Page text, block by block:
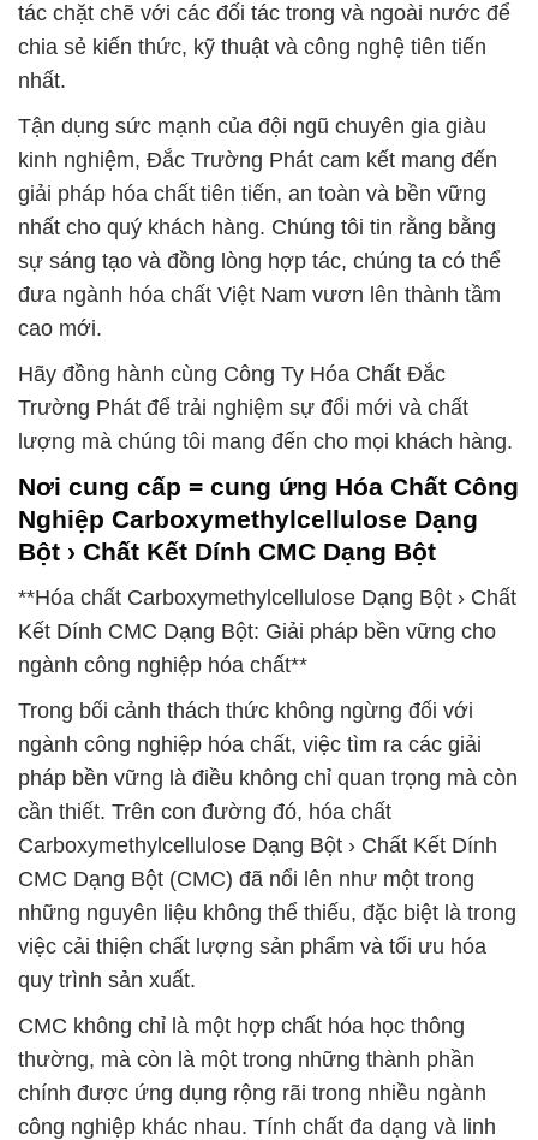
tác chặt chẽ với các đối tác trong và ngoài nước để
chia sẻ kiến thức, kỹ thuật và công nghệ tiên tiến
nhất.
Tận dụng sức mạnh của đội ngũ chuyên gia giàu
kinh nghiệm, Đắc Trường Phát cam kết mang đến
giải pháp hóa chất tiên tiến, an toàn và bền vững
nhất cho quý khách hàng. Chúng tôi tin rằng bằng
sự sáng tạo và đồng lòng hợp tác, chúng ta có thể
đưa ngành hóa chất Việt Nam vươn lên thành tầm
cao mới.
Hãy đồng hành cùng Công Ty Hóa Chất Đắc
Trường Phát để trải nghiệm sự đổi mới và chất
lượng mà chúng tôi mang đến cho mọi khách hàng.
Nơi cung cấp = cung ứng Hóa Chất Công
Nghiệp Carboxymethylcellulose Dạng
Bột › Chất Kết Dính CMC Dạng Bột
**Hóa chất Carboxymethylcellulose Dạng Bột › Chất
Kết Dính CMC Dạng Bột: Giải pháp bền vững cho
ngành công nghiệp hóa chất**
Trong bối cảnh thách thức không ngừng đối với
ngành công nghiệp hóa chất, việc tìm ra các giải
pháp bền vững là điều không chỉ quan trọng mà còn
cần thiết. Trên con đường đó, hóa chất
Carboxymethylcellulose Dạng Bột › Chất Kết Dính
CMC Dạng Bột (CMC) đã nổi lên như một trong
những nguyên liệu không thể thiếu, đặc biệt là trong
việc cải thiện chất lượng sản phẩm và tối ưu hóa
quy trình sản xuất.
CMC không chỉ là một hợp chất hóa học thông
thường, mà còn là một trong những thành phần
chính được ứng dụng rộng rãi trong nhiều ngành
công nghiệp khác nhau. Tính chất đa dạng và linh